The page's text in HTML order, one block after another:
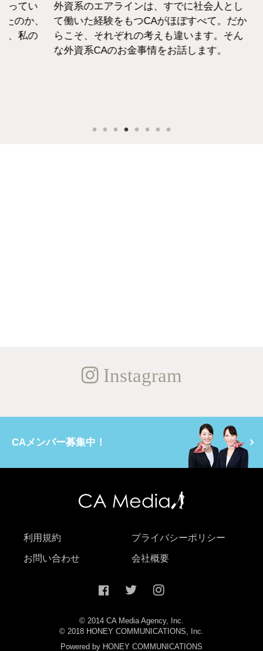
い
か、
の
外資系のエアラインは、すでに社会人とし
て働いた経験をもつCAがほぼすべて。だか
らこそ、それぞれの考えも違います。そん
な外資系CAのお金事情をお話します。
から
紹介
Instagram
CAメンバー募集中！
利用規約 プライバシーポリシー
お問い合わせ 会社概要
© 2014 CA Media Agency, Inc.
© 2018 HONEY COMMUNICATIONS, Inc.
Powered by HONEY COMMUNICATIONS